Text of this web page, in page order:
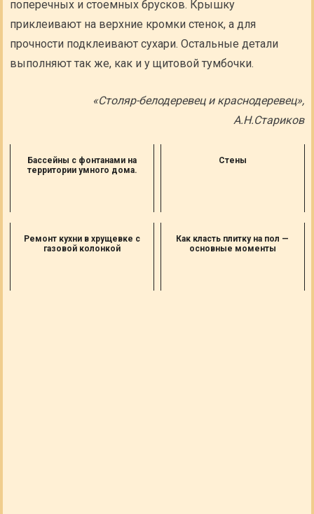
поперечных и стоемных брусков. Крышку
приклеивают на верхние кромки стенок, а для
прочности подклеивают сухари. Остальные детали
выполняют так же, как и у щитовой тумбочки.
«Столяр-белодеревец и краснодеревец»,
А.Н.Стариков
Бассейны с фонтанами на
территории умного дома.
Стены
Ремонт кухни в хрущевке с
газовой колонкой
Как класть плитку на пол —
основные моменты